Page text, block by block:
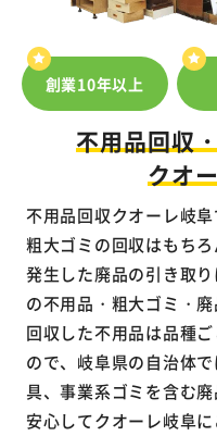
創業10年以上
不用品回収
クオ
不用品回収クオーレ岐
粗大ゴミの回収はもち
発生した廃品の引き取
の不用品・粗大ゴミ・
回収した不用品は品種
ので、岐阜県の自治体
具、事業系ゴミを含む
安心してクオーレ岐阜に